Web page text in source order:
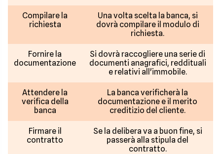
Compilare la
richiesta
Una volta scelta la banca, si
dovrà compilare il modulo di
richiesta.
Fornire la
documentazione
Si dovrà raccogliere una serie di
documenti anagrafici, reddituali
e relativi all'immobile.
Attendere la
verifica della
banca
La banca verificherà la
documentazione e il merito
creditizio del cliente.
Firmare il
contratto
Se la delibera va a buon fine, si
passerà alla stipula del
contratto.